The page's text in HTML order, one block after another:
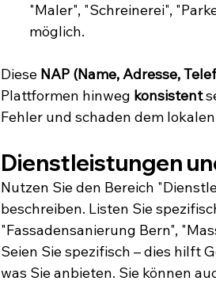
"Maler", "Schreinerei",
möglich.
Diese NAP (Name, Adresse,
Plattformen hinweg konsistent
Fehler und schaden dem
Dienstleistungen
Nutzen Sie den Bereich
beschreiben. Listen Sie
"Fassadensanierung Bern",
Seien Sie spezifisch – dies hilft
was Sie anbieten. Sie können